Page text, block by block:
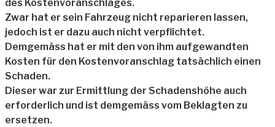
des Kostenvoranschlages.
Zwar hat er sein Fahrzeug nicht reparieren lassen,
jedoch ist er dazu auch nicht verpflichtet.
Demgemäss hat er mit den von ihm aufgewandten
Kosten für den Kostenvoranschlag tatsächlich einen
Schaden.
Dieser war zur Ermittlung der Schadenshöhe auch
erforderlich und ist demgemäss vom Beklagten zu
ersetzen.